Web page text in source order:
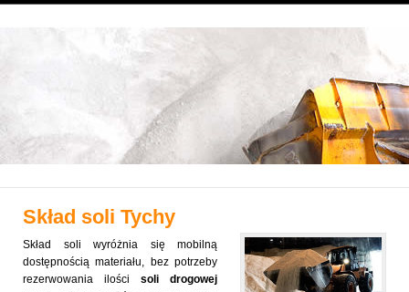
Skład soli Tychy
Skład soli wyróżnia się mobilną
dostępnością materiału, bez potrzeby
rezerwowania ilości soli drogowej